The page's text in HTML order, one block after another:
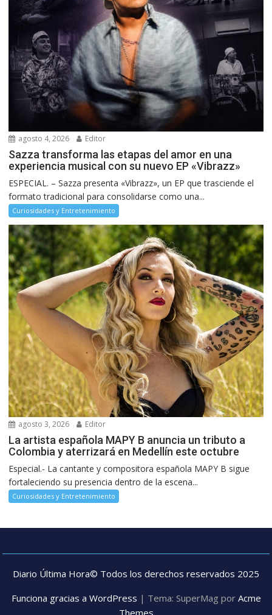
agosto 4, 2026 Editor
Sazza transforma las etapas del amor en una
experiencia musical con su nuevo EP «Vibrazz»
ESPECIAL. – Sazza presenta «Vibrazz», un EP que trasciende el
formato tradicional para consolidarse como una...
Curiosidades y Entretenimiento
agosto 3, 2026 Editor
La artista española MAPY B anuncia un tributo a
Colombia y aterrizará en Medellín este octubre
Especial.- La cantante y compositora española MAPY B sigue
fortaleciendo su presencia dentro de la escena...
Curiosidades y Entretenimiento
Diario Última Hora© Todos los derechos reservados 2025
Funciona gracias a WordPress | Tema: SuperMag por Acme
Themes